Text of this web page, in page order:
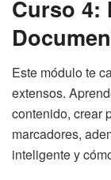
Curso 4:
Este módulo te
extensos.
contenido, crear
marcadores,
inteligente y